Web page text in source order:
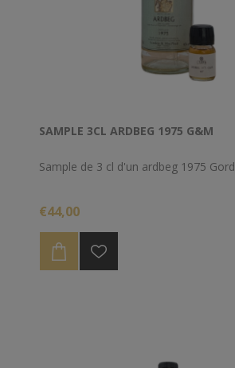
SAMPLE 3CL ARDBEG 1975 G&M
Sample de 3 cl d'un ardbeg 1975
€44,00